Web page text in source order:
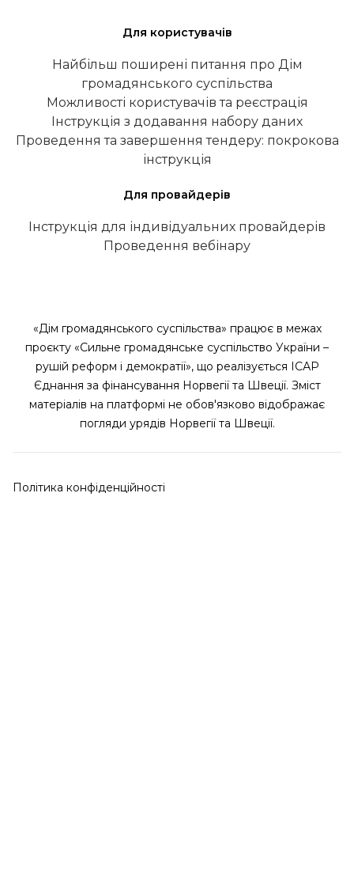
Для користувачів
Найбільш поширені питання про Дім
громадянського суспільства
Можливості користувачів та реєстрація
Інструкція з додавання набору даних
Проведення та завершення тендеру: покрокова
інструкція
Для провайдерів
Інструкція для індивідуальних провайдерів
Проведення вебінару
«Дім громадянського суспільства» працює в межах
проєкту «Сильне громадянське суспільство України –
рушій реформ і демократії», що реалізується ІСАР
Єднання за фінансування Норвегії та Швеції. Зміст
матеріалів на платформі не обов'язково відображає
погляди урядів Норвегії та Швеції.
Політика конфіденційності